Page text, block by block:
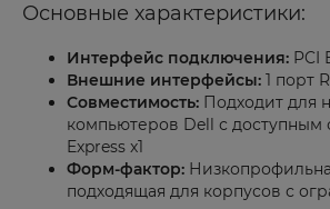
Основные характеристики:
Интерфейс подключения: PCI
Внешние интерфейсы: 1 порт
Совместимость: Подходит для
компьютеров Dell с доступным
Express x1
Форм-фактор:
подходящая для корпусов с